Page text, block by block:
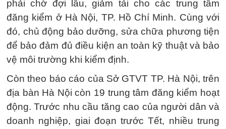
phải chờ đợi lâu, giảm tải cho các trung tâm
đăng kiểm ở Hà Nội, TP. Hồ Chí Minh. Cùng với
đó, chủ động bảo dưỡng, sửa chữa phương tiện
để bảo đảm đủ điều kiện an toàn kỹ thuật và bảo
vệ môi trường khi kiểm định.
Còn theo báo cáo của Sở GTVT TP. Hà Nội, trên
địa bàn Hà Nội còn 19 trung tâm đăng kiểm hoạt
động. Trước nhu cầu tăng cao của người dân và
doanh nghiệp, giai đoạn trước Tết, nhiều trung